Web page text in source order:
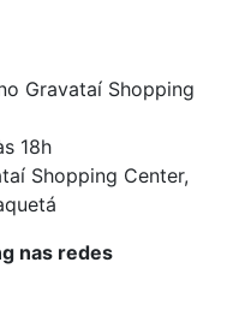
Gravataí Shopping
18h
Shopping Center,
nas redes